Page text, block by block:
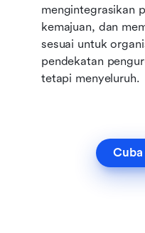
mengintegrasikan
kemajuan, dan
sesuai untuk
pendekatan
tetapi menyeluruh.